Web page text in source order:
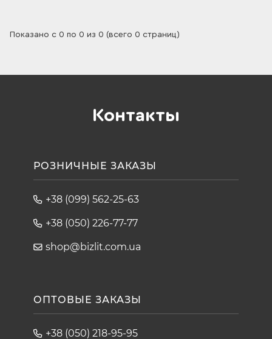
Показано с 0 по 0 из 0 (всего 0 страниц)
Контакты
РОЗНИЧНЫЕ ЗАКАЗЫ
+38 (099) 562-25-63
+38 (050) 226-77-77
shop@bizlit.com.ua
ОПТОВЫЕ ЗАКАЗЫ
+38 (050) 218-95-95